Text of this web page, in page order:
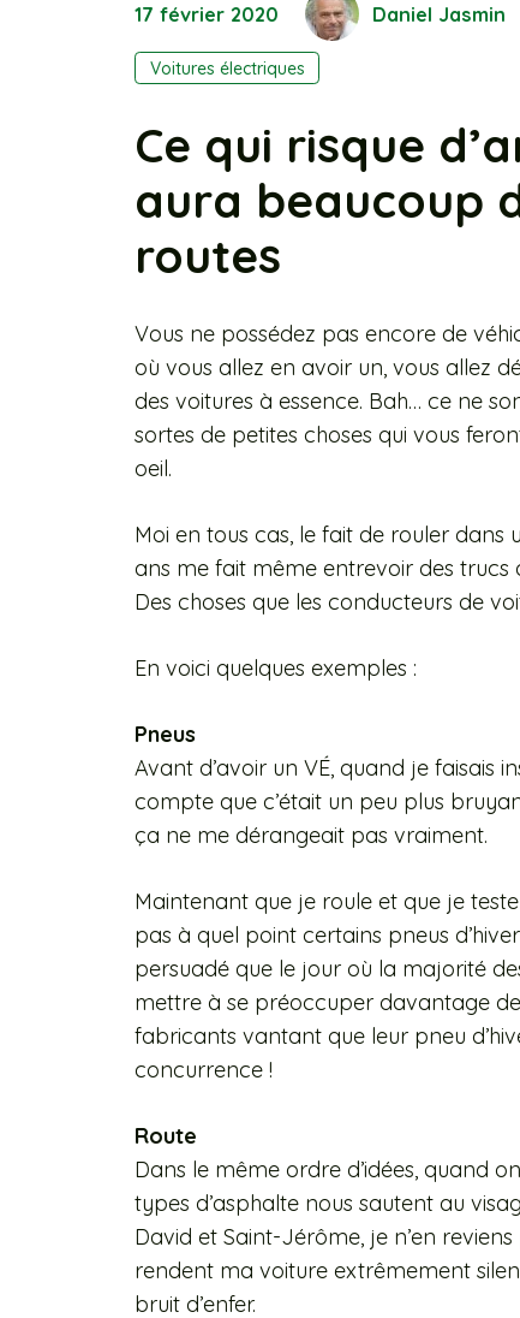
17 février 2020 Daniel Jasmin
Voitures électriques
Ce qui risque
aura beaucoup
routes
Vous ne possédez pas encore de
où vous allez en avoir un, vous allez
des voitures à essence. Bah… ce ne
sortes de petites choses qui vous
oeil.
Moi en tous cas, le fait de rouler dans
ans me fait même entrevoir des trucs
Des choses que les conducteurs de
En voici quelques exemples :
Pneus
Avant d’avoir un VÉ, quand je faisais
compte que c’était un peu plus
ça ne me dérangeait pas vraiment.
Maintenant que je roule et que je
pas à quel point certains pneus
persuadé que le jour où la majorité
mettre à se préoccuper davantage
fabricants vantant que leur pneu
concurrence !
Route
Dans le même ordre d’idées, quand
types d’asphalte nous sautent au
David et Saint-Jérôme, je n’en
rendent ma voiture extrêmement
bruit d’enfer.